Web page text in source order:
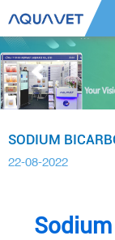
SODIUM
22-08-2022